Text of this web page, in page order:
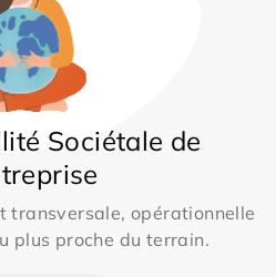
Sociétale de
transversale, opérationnelle
plus proche du terrain.